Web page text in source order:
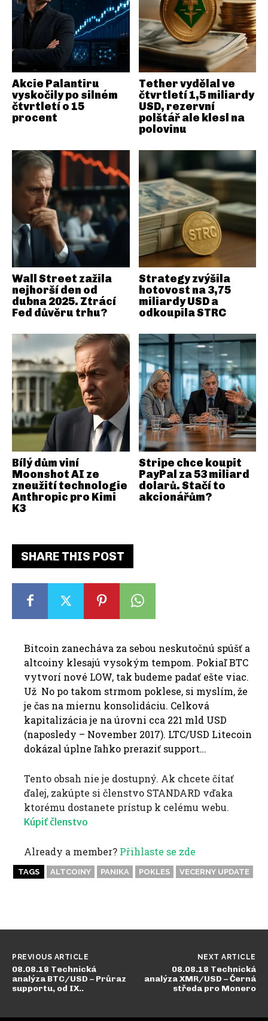
SHARE THIS POST
Bitcoin zanecháva za sebou neskutočnú spúšť a
altcoiny klesajú vysokým tempom. Pokiaľ BTC
vytvorí nové LOW, tak budeme padať ešte viac.
Už No po takom strmom poklese, si myslím, že
je čas na miernu konsolidáciu. Celková
kapitalizácia je na úrovni cca 221 mld USD
(naposledy – November 2017). LTC/USD Litecoin
dokázal úplne ľahko preraziť support…
Tento obsah nie je dostupný. Ak chcete čítať
ďalej, zakúpte si členstvo STANDARD vďaka
ktorému dostanete prístup k celému webu.
Kúpiť členstvo
Already a member? Přihlaste se zde
TAGS ALTCOINY PANIKA POKLES VECERNY UPDATE
Akcie Palantiru
vyskočily po silném
čtvrtletí o 15
procent
Tether vydělal ve
čtvrtletí 1,5 miliardy
USD, rezervní
polštář ale klesl na
polovinu
Wall Street zažila
nejhorší den od
dubna 2025. Ztrácí
Fed důvěru trhu?
Strategy zvýšila
hotovost na 3,75
miliardy USD a
odkoupila STRC
Bílý dům viní
Moonshot AI ze
zneužití technologie
Anthropic pro Kimi
K3
Stripe chce koupit
PayPal za 53 miliard
dolarů. Stačí to
akcionářům?
PREVIOUS ARTICLE
08.08.18 Technická
analýza BTC/USD – Průraz
supportu, od IX..
NEXT ARTICLE
08.08.18 Technická
analýza XMR/USD – Černá
středa pro Monero